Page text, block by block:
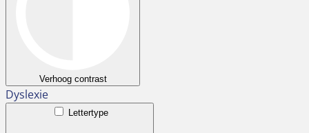
Verhoog contrast
Dyslexie
Lettertype